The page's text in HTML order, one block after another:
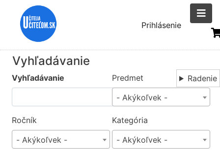
Menu
Prihlásenie
Vyhľadávanie
Vyhľadávanie
Predmet
- Akýkoľvek -
Ročník
- Akýkoľvek -
Kategória
- Akýkoľvek -
Radenie